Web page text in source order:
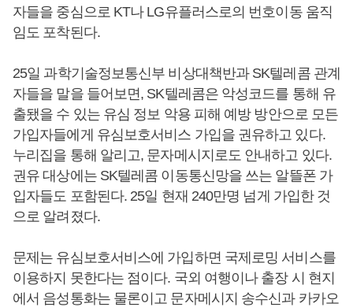
자들을 중심으로 KT나 LG유플러스로의 번호이동 움직
임도 포착된다.
25일 과학기술정보통신부 비상대책반과 SK텔레콤 관계
자들을 말을 들어보면, SK텔레콤은 악성코드를 통해 유
출됐을 수 있는 유심 정보 악용 피해 예방 방안으로 모든
가입자들에게 유심보호서비스 가입을 권유하고 있다.
누리집을 통해 알리고, 문자메시지로도 안내하고 있다.
권유 대상에는 SK텔레콤 이동통신망을 쓰는 알뜰폰 가
입자들도 포함된다. 25일 현재 240만명 넘게 가입한 것
으로 알려졌다.
문제는 유심보호서비스에 가입하면 국제로밍 서비스를
이용하지 못한다는 점이다. 국외 여행이나 출장 시 현지
에서 음성통화는 물론이고 문자메시지 송수신과 카카오